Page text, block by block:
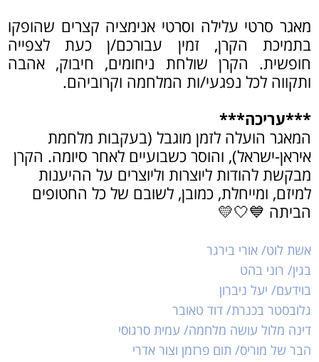
מאגר סרטי עלילה וסרטי אנימציה קצרים שהופקו
בתמיכת הקרן, זמין עבורכם/ן כעת לצפייה
חופשית. הקרן שולחת ניחומים, חיבוק, אהבה
ותקווה לכל נפגעי/ות המלחמה וקרוביהם.
***עריכה***
המאגר הועלה לזמן מוגבל (בעקבות מלחמת
איראן-ישראל), והוסר כשבועיים לאחר סיומה. הקרן
מבקשת להודות ליוצרות וליוצרים על ההיענות
למיזם, ומייחלת, כמובן, לשובם של כל החטופים
הביתה 💙🤍💛
אשת לוט/ אורי בירגר
בגין/ רוני בהט
בוידעם/ יעל ניברון
גלובסטר בכנרת/ דוד טאובר
דינה מלול עושה מלחמה/ עמית סרגוסי
הבר של מוריס/ תום פרזמן וצור אדרי